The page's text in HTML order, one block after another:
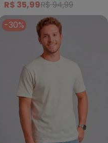
R$ 35,99R$ 94,99
-30%